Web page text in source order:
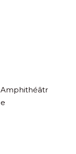
Amphithéâtr
e